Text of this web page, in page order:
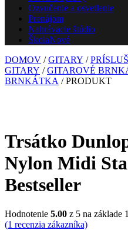
Ozvučenie a osvetlenie
Prenájom
Nahrávacie štúdio
ŠkolaNové
DOMOV /GITARY /
GITARY /GITAROVÉ
BRNKÁTKA / PRODUKT
Trsátko
Nylon Midi
Bestseller
Hodnotenie 5.00 z 5 na základe 1
(1 recenzia zákazníka)